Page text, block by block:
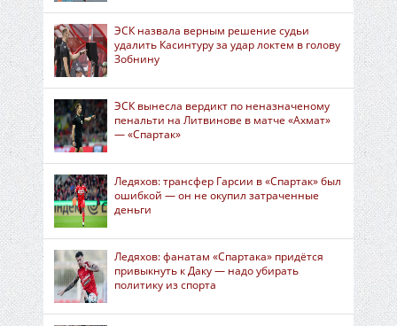
ЭСК назвала верным решение судьи
удалить Касинтуру за удар локтем в голову
Зобнину
ЭСК вынесла вердикт по неназначеному
пенальти на Литвинове в матче «Ахмат»
— «Спартак»
Ледяхов: трансфер Гарсии в «Спартак» был
ошибкой — он не окупил затраченные
деньги
Ледяхов: фанатам «Спартака» придётся
привыкнуть к Даку — надо убирать
политику из спорта